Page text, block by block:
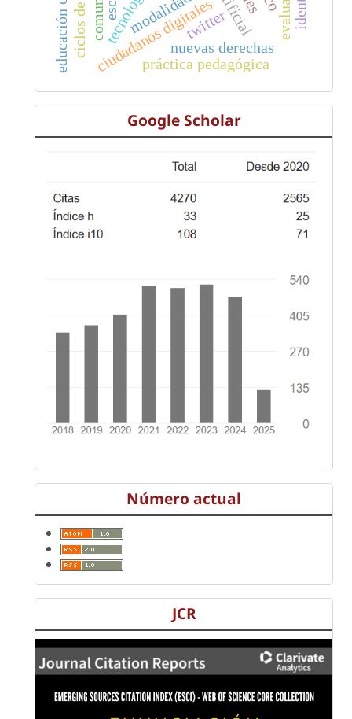
ciudadanos digitales
modalidad
nuevas derechas
práctica pedagógica
twitter
Google Scholar
Número actual
JCR